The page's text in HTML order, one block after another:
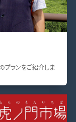
プランをご紹介しま